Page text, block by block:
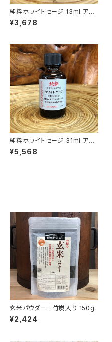
純粋ホワイトセージ 13ml アロ
マオイル
¥3,678
純粋ホワイトセージ 31ml アロ
マオイル
¥5,568
玄米パウダー＋竹炭入り 150g
¥2,424